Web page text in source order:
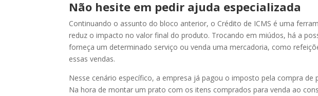
Não hesite em pedir ajuda especializada
Continuando o assunto do bloco anterior, o Crédito de ICMS é uma
reduz o impacto no valor final do produto. Trocando em miúdos, há a
forneça um determinado serviço ou venda uma mercadoria, como
essas vendas.
Nesse cenário específico, a empresa já pagou o imposto pela compra
Na hora de montar um prato com os itens comprados para venda ao